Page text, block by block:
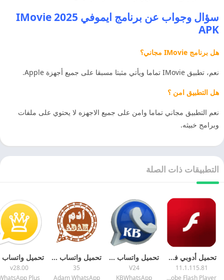
سؤال وجواب عن برنامج ايموفي 2025 IMovie
APK
هل برنامج IMovie مجاني؟
نعم، تطبيق IMovie تماما ويأتي مثبتا مسبقا على جميع أجهزة Apple.
هل التطبيق امن ؟
نعم التطبيق مجاني تماما وامن على جميع الاجهزه لا يحتوي على ملفات
وبرامج خبيثه.
التطبيقات ذات الصلة
تحميل أدوبي فلاش بلاير 2027 Adobe Flash Player APK اخر اصدار
11.1.115.81
Adobe Flash Player
تحميل واتساب الكاسر 2027 KBWhatsApp APK اخر اصدار
V24
KBWhatsApp
تحميل واتساب ادم 2027 Whatsapp Adam اخر اصدار
35
Adam WhatsApp
v28.00
Plus